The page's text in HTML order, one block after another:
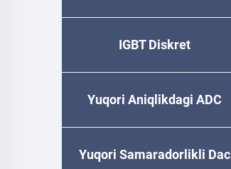
IGBT Diskret
Yuqori Aniqlikdagi ADC
Yuqori Samaradorlikli Dac